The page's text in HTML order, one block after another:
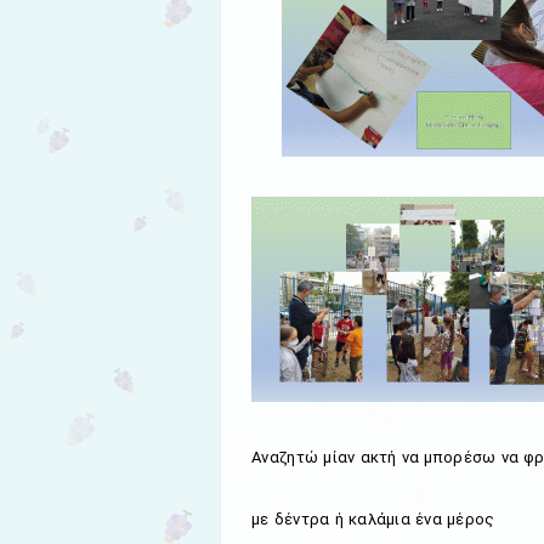
Αναζητώ μίαν ακτή να μπορέσω να
με δέντρα ή καλάμια ένα μέρος